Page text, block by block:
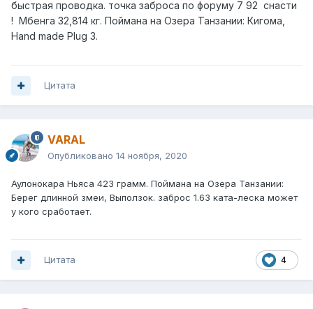
быстрая проводка. точка заброса по форуму 7 92 снасти
! Мбенга 32,814 кг. Поймана на Озера Танзании: Кигома,
Hand made Plug 3.
Цитата
VARAL
Опубликовано 14 ноября, 2020
Аулонокара Ньяса 423 грамм. Поймана на Озера Танзании:
Берег длинной змеи, Выползок. заброс 1.63 ката-леска может
у кого сработает.
4
Цитата